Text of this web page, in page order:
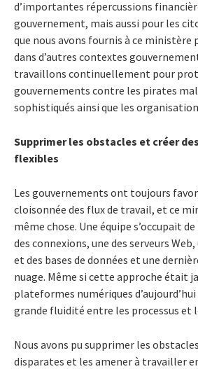
d’importantes répercussions
gouvernement, mais aussi pour les
que nous avons fournis à ce
dans d’autres contextes
travaillons continuellement pour
gouvernements contre les pirates
sophistiqués ainsi que les
Supprimer les obstacles et créer
flexibles
Les gouvernements ont toujours
cloisonnée des flux de travail, et ce
même chose. Une équipe s’occupait
des connexions, une des serveurs
et des bases de données et une
nuage. Même si cette approche était
plateformes numériques
grande fluidité entre les processus et
Nous avons pu supprimer les
disparates et les amener à travailler